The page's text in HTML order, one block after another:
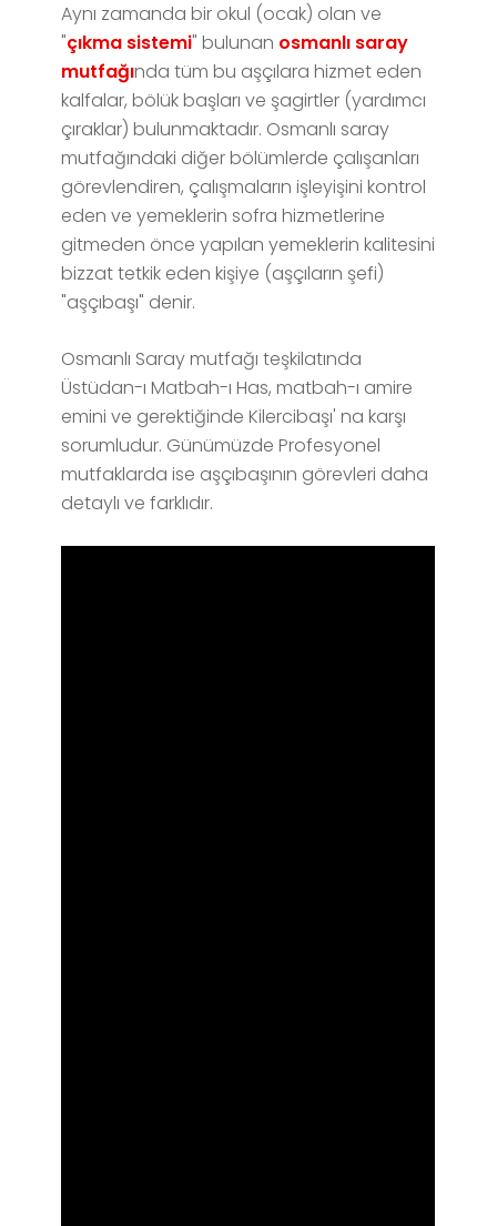
Aynı zamanda bir okul (ocak) olan ve
"çıkma sistemi" bulunan osmanlı saray
mutfağında tüm bu aşçılara hizmet eden
kalfalar, bölük başları ve şagirtler (yardımcı
çıraklar) bulunmaktadır. Osmanlı saray
mutfağındaki diğer bölümlerde çalışanları
görevlendiren, çalışmaların işleyişini kontrol
eden ve yemeklerin sofra hizmetlerine
gitmeden önce yapılan yemeklerin kalitesini
bizzat tetkik eden kişiye (aşçıların şefi)
"aşçıbaşı" denir.
Osmanlı Saray mutfağı teşkilatında
Üstüdan-ı Matbah-ı Has, matbah-ı amire
emini ve gerektiğinde Kilercibaşı' na karşı
sorumludur. Günümüzde Profesyonel
mutfaklarda ise aşçıbaşının görevleri daha
detaylı ve farklıdır.